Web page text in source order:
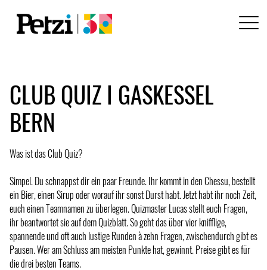
CLUB QUIZ I GASKESSEL
BERN
Was ist das Club Quiz?
Simpel. Du schnappst dir ein paar Freunde. Ihr kommt in den Chessu, bestellt
ein Bier, einen Sirup oder worauf ihr sonst Durst habt. Jetzt habt ihr noch Zeit,
euch einen Teamnamen zu überlegen. Quizmaster Lucas stellt euch Fragen,
ihr beantwortet sie auf dem Quizblatt. So geht das über vier knifflige,
spannende und oft auch lustige Runden à zehn Fragen, zwischendurch gibt es
Pausen. Wer am Schluss am meisten Punkte hat, gewinnt. Preise gibt es für
die drei besten Teams.